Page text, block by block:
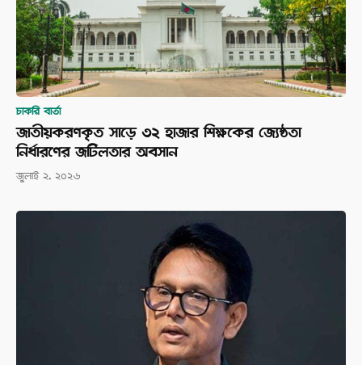
চাকরি বার্তা
জাতীয়করণকৃত সাড়ে ৩২ হাজার শিক্ষকের জ্যেষ্ঠতা
নির্ধারণের জটিলতার অবসান
জুলাই ২, ২০২৬